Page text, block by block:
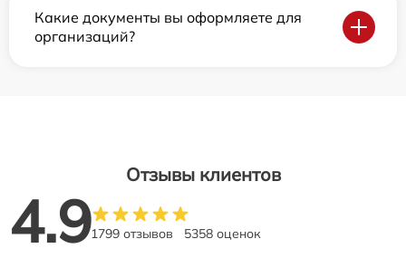
Какие документы вы оформляете для
организаций?
Отзывы клиентов
4.91799 отзывов 5358 оценок